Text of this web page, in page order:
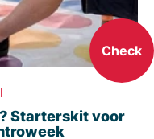
Check
Starterskit voor